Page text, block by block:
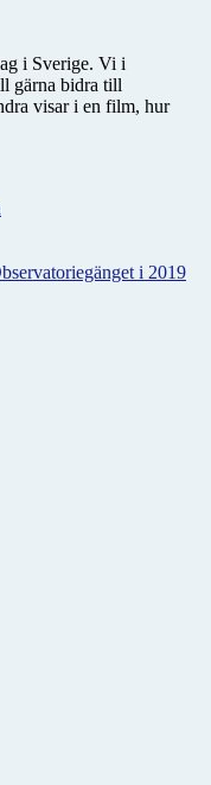
i Sverige. Vi i
gärna bidra till
visar i en film, hur
i 2019